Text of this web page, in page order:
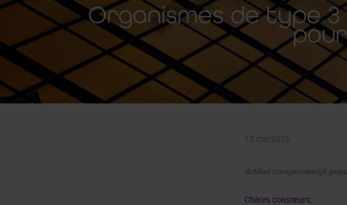
Organismes de type
13 mei 2026
Artikel oorspronkelijk
Chères consœurs,